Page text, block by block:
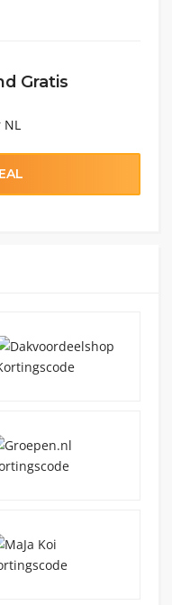
Gratis
NL